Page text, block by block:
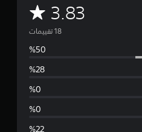
3.83 م
ت
و
س
ط